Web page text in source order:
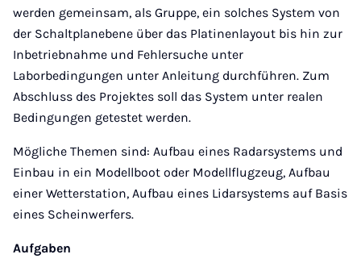
werden gemeinsam, als Gruppe, ein solches System von
der Schaltplanebene über das Platinenlayout bis hin zur
Inbetriebnahme und Fehlersuche unter
Laborbedingungen unter Anleitung durchführen. Zum
Abschluss des Projektes soll das System unter realen
Bedingungen getestet werden.
Mögliche Themen sind: Aufbau eines Radarsystems und
Einbau in ein Modellboot oder Modellflugzeug, Aufbau
einer Wetterstation, Aufbau eines Lidarsystems auf Basis
eines Scheinwerfers.
Aufgaben